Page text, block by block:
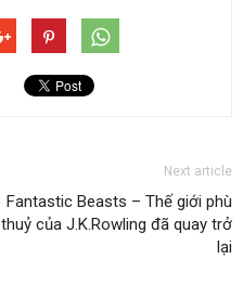
Next article
Fantastic Beasts – Thế giới phù
thuỷ của J.K.Rowling đã quay trở
lại